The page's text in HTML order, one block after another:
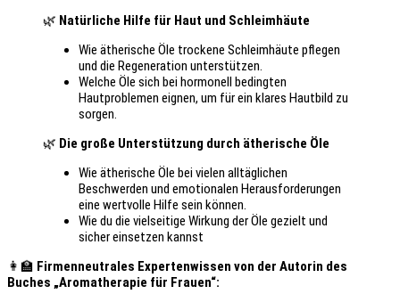
🌿 Natürliche Hilfe für Haut und Schleimhäute
Wie ätherische Öle trockene Schleimhäute pflegen
und die Regeneration unterstützen.
Welche Öle sich bei hormonell bedingten
Hautproblemen eignen, um für ein klares Hautbild zu
sorgen.
🌿 Die große Unterstützung durch ätherische Öle
Wie ätherische Öle bei vielen alltäglichen
Beschwerden und emotionalen Herausforderungen
eine wertvolle Hilfe sein können.
Wie du die vielseitige Wirkung der Öle gezielt und
sicher einsetzen kannst
👩‍🏫 Firmenneutrales Expertenwissen von der Autorin des
Buches „Aromatherapie für Frauen“: